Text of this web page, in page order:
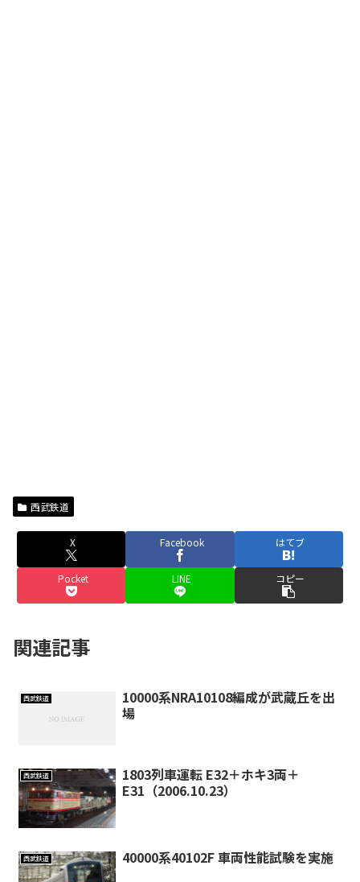
西武鉄道
X Facebook はてブ
Pocket LINE コピー
関連記事
西武鉄道
10000系NRA10108編成が武蔵丘を出
場
西武鉄道
1803列車運転 E32＋ホキ3両＋
E31（2006.10.23）
西武鉄道 40000系40102F 車両性能試験を実施